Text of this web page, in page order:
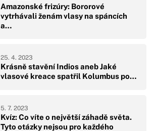
Amazonské frizúry: Bororové
vytrhávali ženám vlasy na spáncích
a…
Krásně stavění Indios aneb Jaké
vlasové kreace spatřil Kolumbus po…
25. 4. 2023
Kvíz: Co víte o největší záhadě světa.
Tyto otázky nejsou pro každého
5. 7. 2023